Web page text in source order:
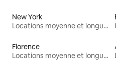
New York
Locations moyenne et longue durée
Florence
Locations moyenne et longue durée